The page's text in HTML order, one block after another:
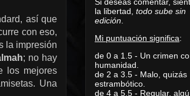
así que
con eso,
la impresión
; no hay
los mejores
Una
la libertad, todo sube sin
edición
Mi puntuación significa:
de 0 a 1.5 - Un crimen
humanidad.
de 2 a 3.5 - Malo, quizás
estrambótico.
de 4 a 5.5 - Regular,